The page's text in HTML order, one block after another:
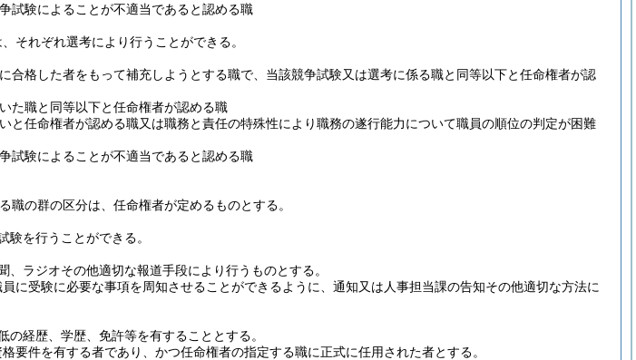
試験によることが不適当であると認める職
それぞれ選考により行うことができる。
合格した者をもって補充しようとする職で、当該競争試験又は選考に係る職と同等以下と任命権者が認
た職と同等以下と任命権者が認める職
と任命権者が認める職又は職務と責任の特殊性により職務の遂行能力について職員の順位の判定が困難
試験によることが不適当であると認める職
職の群の区分は、任命権者が定めるものとする。
を行うことができる。
ラジオその他適切な報道手段により行うものとする。
に受験に必要な事項を周知させることができるように、通知又は人事担当課の告知その他適切な方法に
経歴、学歴、免許等を有することとする。
要件を有する者であり、かつ任命権者の指定する職に正式に任用された者とする。